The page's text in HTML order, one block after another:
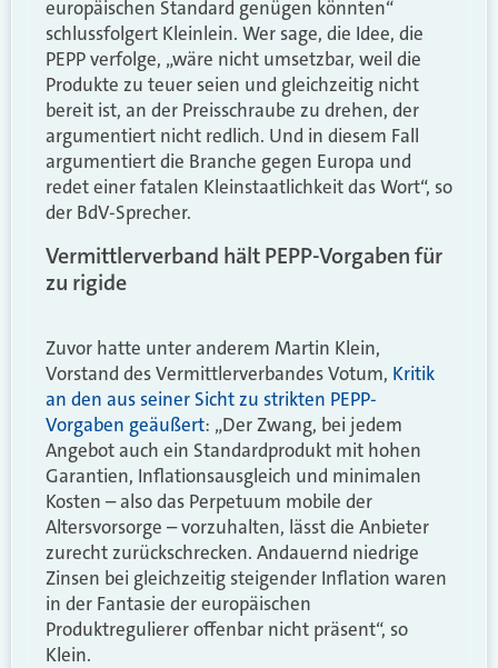
europäischen Standard genügen könnten“
schlussfolgert Kleinlein. Wer sage, die Idee, die
PEPP verfolge, „wäre nicht umsetzbar, weil die
Produkte zu teuer seien und gleichzeitig nicht
bereit ist, an der Preisschraube zu drehen, der
argumentiert nicht redlich. Und in diesem Fall
argumentiert die Branche gegen Europa und
redet einer fatalen Kleinstaatlichkeit das Wort“, so
der BdV-Sprecher.
Vermittlerverband hält PEPP-Vorgaben für
zu rigide
Zuvor hatte unter anderem Martin Klein,
Vorstand des Vermittlerverbandes Votum, Kritik
an den aus seiner Sicht zu strikten PEPP-
Vorgaben geäußert: „Der Zwang, bei jedem
Angebot auch ein Standardprodukt mit hohen
Garantien, Inflationsausgleich und minimalen
Kosten – also das Perpetuum mobile der
Altersvorsorge – vorzuhalten, lässt die Anbieter
zurecht zurückschrecken. Andauernd niedrige
Zinsen bei gleichzeitig steigender Inflation waren
in der Fantasie der europäischen
Produktregulierer offenbar nicht präsent“, so
Klein.